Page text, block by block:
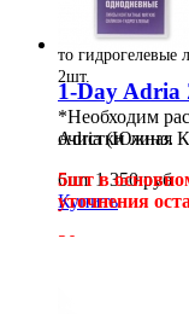
• Если у вас
то гидрогелевые
2шт.
*Необходим
очистки линз.
6шт 1 350руб
Купить
1-Day Adria
Adria (Южная
5шт в
уточнения
30шт в